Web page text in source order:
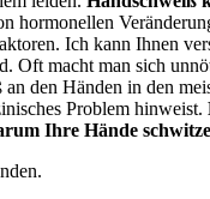
hormonellen
Ich kann Ihnen⁢
Oft macht man sich
‌den Händen in den
‍Problem hinweist.
Ihre Hände